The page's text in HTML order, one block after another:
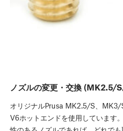
ノズルの変更・交換
オリジナルPrusa MK2.5/S、
V6ホットエンドを使用しています